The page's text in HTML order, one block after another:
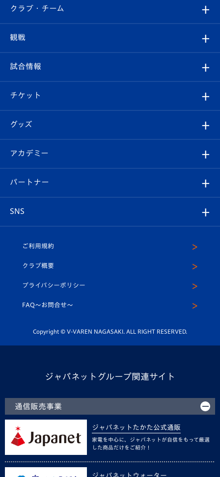
すべて
クラブ
試合情報
チケット
イベント
メディア
ホームタウン
クラブ・チーム
クラブ概要
エンブレム紹介
スタッフプロフィール
マスコット紹介
平和祈念活動
ホームタウン活動
観戦
観戦ルール
はじめての観戦ガイド
Revive Team
ヴィヴィくんの長崎おもてなしガイド
試合情報
試合日程/結果
フォトギャラリー
スタジアムグルメ
チケット
チケット
V-LOVERS（ファンクラブ）
プレイヤーズスイート
グッズ
オンラインショップ
店舗情報
アカデミー
育成からのお知らせ
U-18
スクール
パートナー
SNS
ヴィヴィくんインスタグラム
公式LINE＠
ご利用規約
クラブ概要
プライバシーポリシー
FAQ〜お問合せ〜
Copyright © V-VAREN NAGASAKI. ALL RIGHT RESERVED.
ジャパネットグループ関連サイト
通信販売事業
ジャパネットたかた公式通販
家電を中心に、ジャパネットが自信をもって厳選
した商品だけをご紹介！
ジャパネットウォーター